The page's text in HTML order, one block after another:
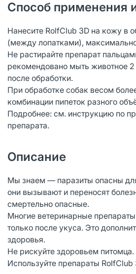
Способ применения
Нанесите RolfClub 3D на кожу в
(между лопатками),
Не растирайте препарат
рекомендовано мыть животное
после обработки.
При обработке собак весом
комбинации пипеток разного
Подробнее: см. инструкцию по
препарата.
Описание
Мы знаем — паразиты опасны
они вызывают и переносят
смертельно опасные.
Многие ветеринарные
только после укуса. Это
здоровья.
Не рискуйте здоровьем питомца.
Используйте препараты RolfClub